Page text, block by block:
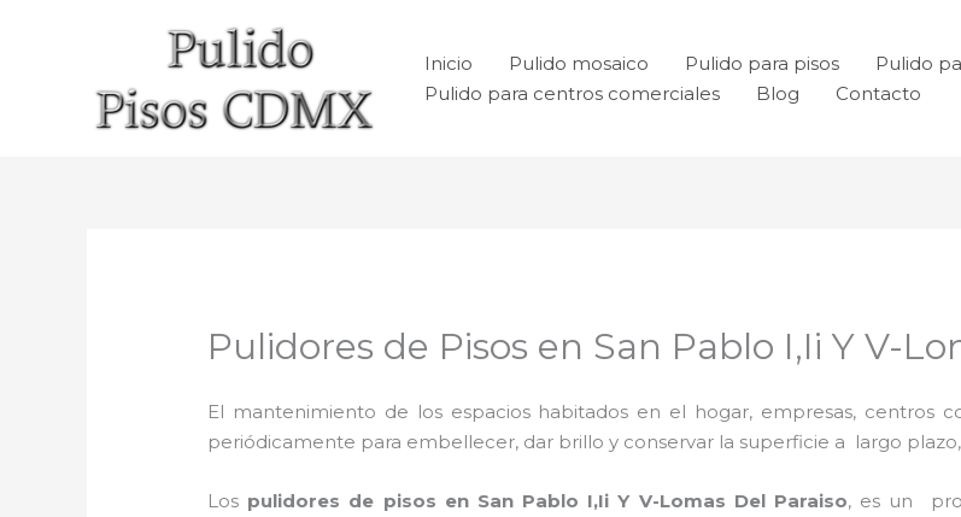
Inicio Pulido mosaico Pulido para pisos Pulido
Pulido para centros comerciales
Blog Contacto
Pulidores de Pisos en San Pablo I,Ii Y V-
El mantenimiento de los espacios habitados en el hogar, empresas, centros
periódicamente para embellecer, dar brillo y conservar la superficie a largo
Los pulidores de pisos en San Pablo I,Ii Y V-Lomas Del Paraiso, es un